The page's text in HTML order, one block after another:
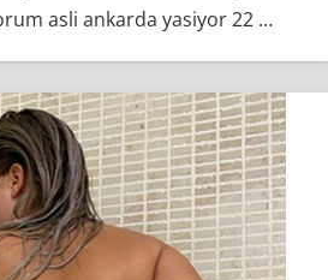
asli ankarda yasiyor 22 …